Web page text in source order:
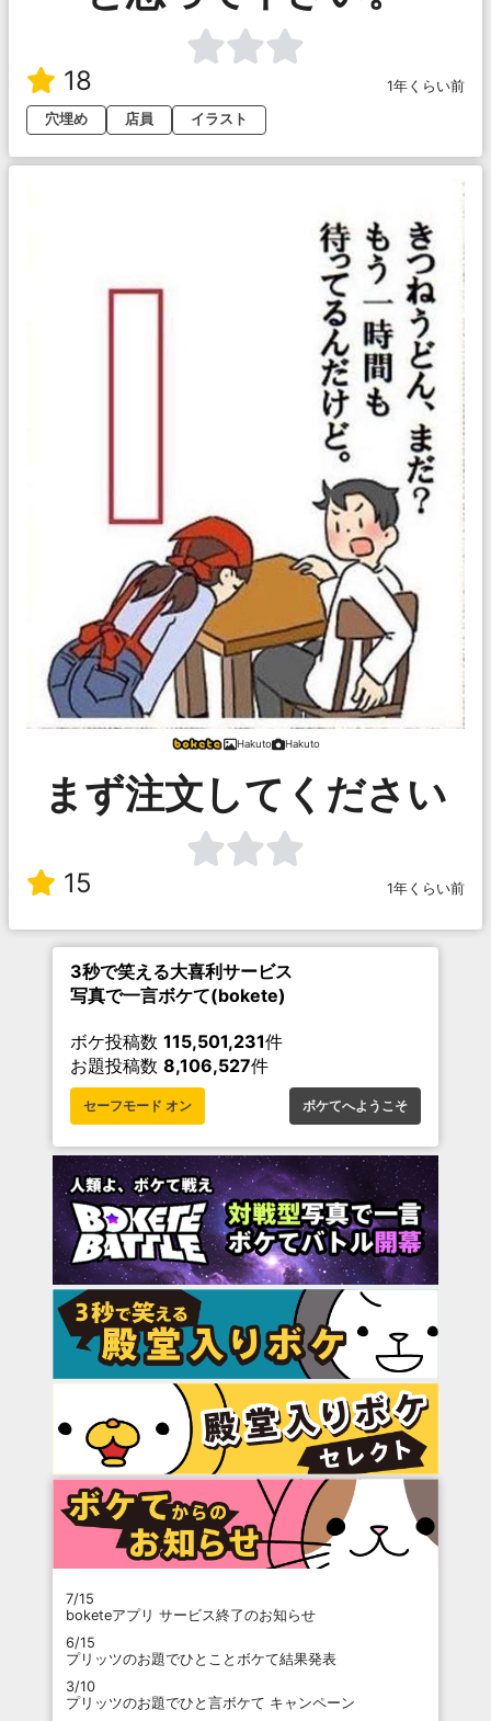
18
1年くらい前
穴埋め
店員 イラスト
Hakuto Hakuto
まず注文してください
15 1年くらい前
3秒で笑える大喜利サービス
写真で一言ボケて(bokete)
ボケ投稿数 115,501,231件
お題投稿数 8,106,527件
セーフモード オン ボケてへようこそ
7/15
boketeアプリ サービス終了のお知らせ
6/15
プリッツのお題でひとことボケて結果発表
3/10
プリッツのお題でひと言ボケて キャンペーン